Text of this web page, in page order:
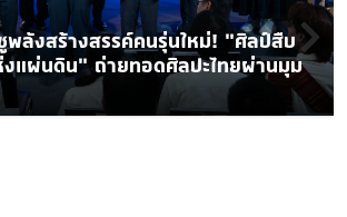
พลังสร้างสรรค์คนรุ่นใหม่! “ศิลป์สืบ
แผ่นดิน” ถ่ายทอดศิลปะไทยผ่านมุม